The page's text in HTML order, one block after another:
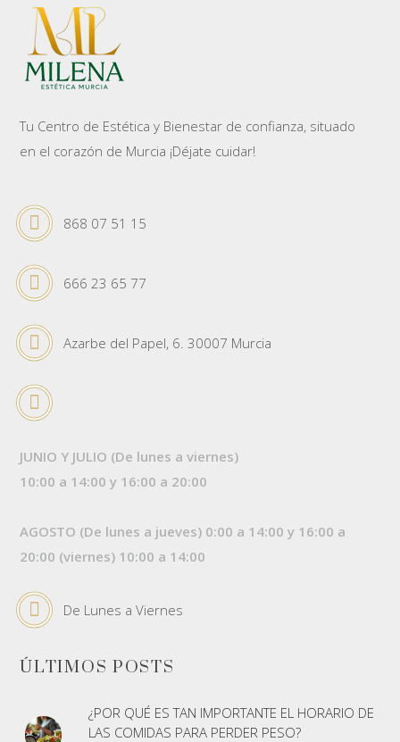
Tu Centro de Estética y Bienestar de confianza, situado
en el corazón de Murcia ¡Déjate cuidar!
868 07 51 15
666 23 65 77
Azarbe del Papel, 6. 30007 Murcia
JUNIO Y JULIO (De lunes a viernes)
10:00 a 14:00 y 16:00 a 20:00
AGOSTO (De lunes a jueves) 0:00 a 14:00 y 16:00 a
20:00 (viernes) 10:00 a 14:00
De Lunes a Viernes
ÚLTIMOS POSTS
¿POR QUÉ ES TAN IMPORTANTE EL HORARIO DE
LAS COMIDAS PARA PERDER PESO?